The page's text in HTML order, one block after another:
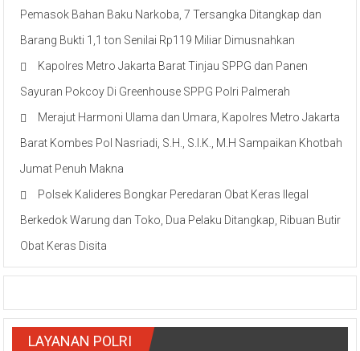
Pemasok Bahan Baku Narkoba, 7 Tersangka Ditangkap dan
Barang Bukti 1,1 ton Senilai Rp119 Miliar Dimusnahkan
Kapolres Metro Jakarta Barat Tinjau SPPG dan Panen
Sayuran Pokcoy Di Greenhouse SPPG Polri Palmerah
Merajut Harmoni Ulama dan Umara, Kapolres Metro Jakarta
Barat Kombes Pol Nasriadi, S.H., S.I.K., M.H Sampaikan Khotbah
Jumat Penuh Makna
Polsek Kalideres Bongkar Peredaran Obat Keras Ilegal
Berkedok Warung dan Toko, Dua Pelaku Ditangkap, Ribuan Butir
Obat Keras Disita
LAYANAN POLRI